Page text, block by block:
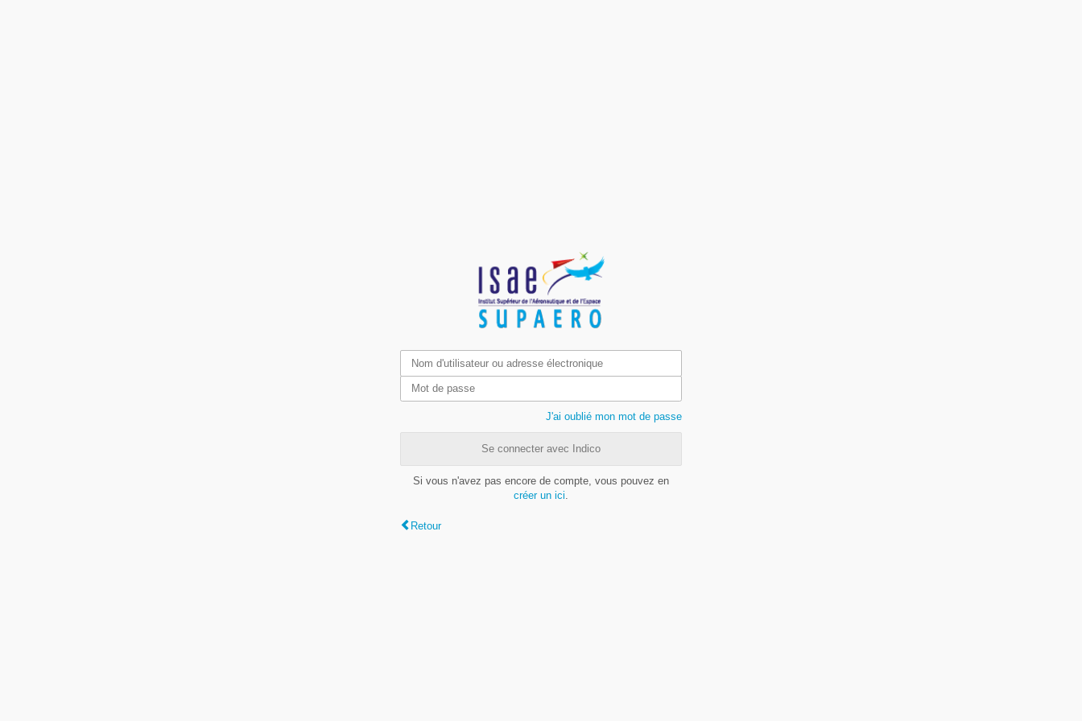
J'ai oublié mon mot de passe
Se connecter avec Indico
Si vous n'avez pas encore de compte, vous pouvez en
créer un ici
Retour